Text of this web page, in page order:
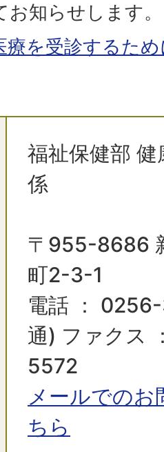
知らせします。
療を受診するた
福祉保健部
係
〒955-8686
町2-3-1
電話 ：
通) ファクス
5572
メールでの
ちら